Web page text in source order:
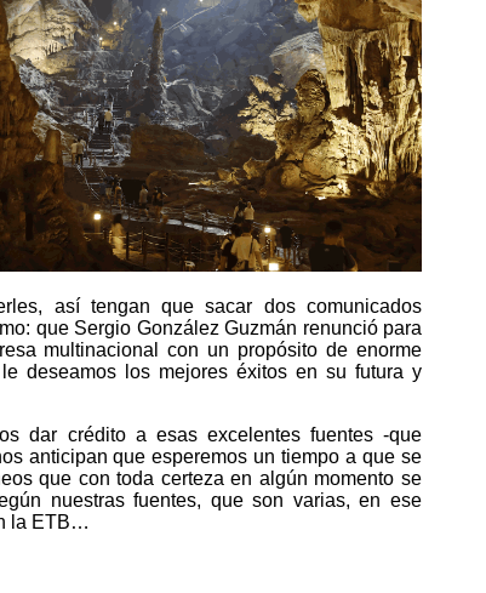
así tengan que sacar dos comunicados
que Sergio González Guzmán renunció para
multinacional con un propósito de enorme
deseamos los mejores éxitos en su futura y
dar crédito a esas excelentes fuentes -que
anticipan que esperemos un tiempo a que se
que con toda certeza en algún momento se
nuestras fuentes, que son varias, en ese
la ETB…